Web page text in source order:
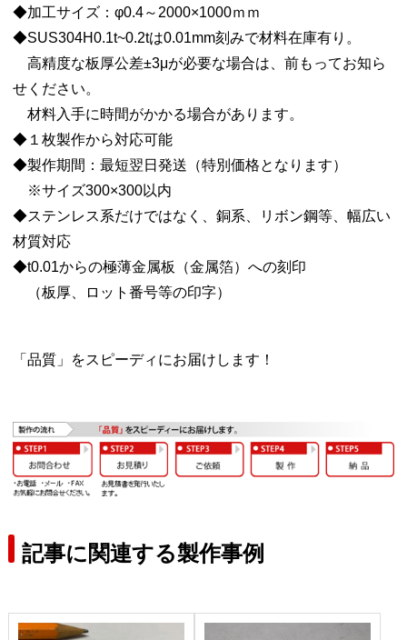
◆加工サイズ：φ0.4～2000×1000ｍｍ
◆SUS304H0.1t~0.2tは0.01mm刻みで材料在庫有り。
高精度な板厚公差±3μが必要な場合は、前もってお知ら
せください。
材料入手に時間がかかる場合があります。
◆１枚製作から対応可能
◆製作期間：最短翌日発送（特別価格となります）
※サイズ300×300以内
◆ステンレス系だけではなく、銅系、リボン鋼等、幅広い
材質対応
◆t0.01からの極薄金属板（金属箔）への刻印
（板厚、ロット番号等の印字）
「品質」をスピーディにお届けします！
記事に関連する製作事例